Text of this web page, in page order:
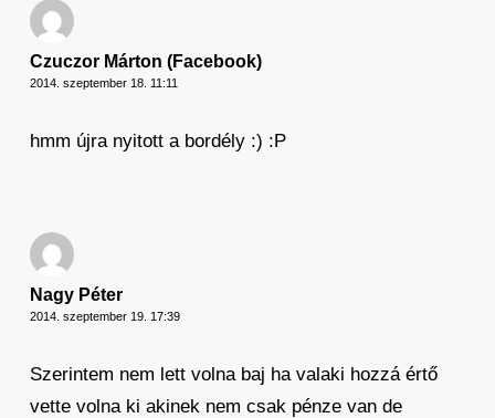
Czuczor Márton (Facebook)
2014. szeptember 18. 11:11
hmm újra nyitott a bordély :) :P
Nagy Péter
2014. szeptember 19. 17:39
Szerintem nem lett volna baj ha valaki hozzá értő
vette volna ki akinek nem csak pénze van de